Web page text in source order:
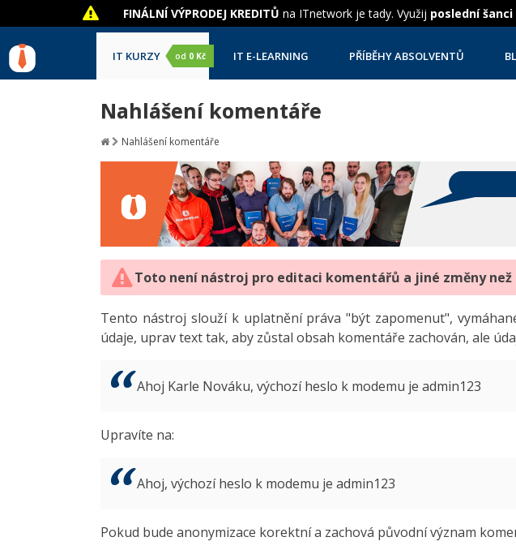
FINÁLNÍ VÝPRODEJ KREDITŮ na ITnetwork je tady. Využij poslední šanci
IT KURZY od 0 Kč IT E-LEARNING PŘÍBĚHY ABSOLVENTŮ
Nahlášení komentáře
Nahlášení komentáře
Toto není nástroj pro editaci komentářů a jiné změny než
Tento nástroj slouží k uplatnění práva "být zapomenut",
údaje, uprav text tak, aby zůstal obsah komentáře zachován, ale
Ahoj Karle Nováku, výchozí heslo k modemu je admin123
Upravíte na:
Ahoj, výchozí heslo k modemu je admin123
Pokud bude anonymizace korektní a zachová původní význam